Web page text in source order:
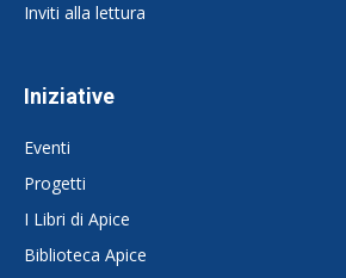
Inviti alla lettura
Iniziative
Eventi
Progetti
I Libri di Apice
Biblioteca Apice